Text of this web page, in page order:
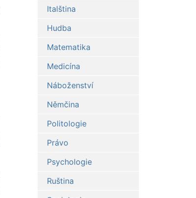
Italština
Hudba
Matematika
Medicína
Náboženství
Němčina
Politologie
Právo
Psychologie
Ruština